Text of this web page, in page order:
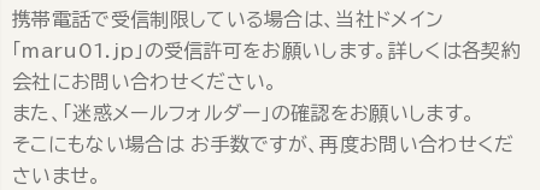
携帯電話で受信制限している場合は、当社ドメイン
「maru01.jp」の受信許可をお願いします。詳しくは各契約
会社にお問い合わせください。
また、「迷惑メールフォルダー」の確認をお願いします。
そこにもない場合は お手数ですが、再度お問い合わせくだ
さいませ。